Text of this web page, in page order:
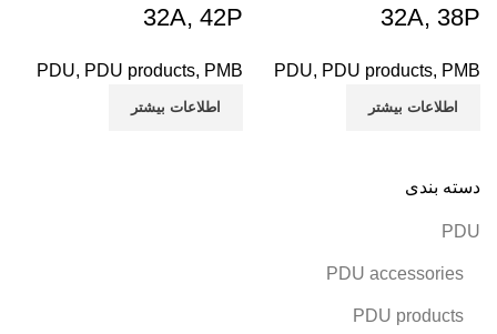
دسته بندی
PDU
PDU accessories
PDU products
32A, 38P
PDU, PDU products, PMB
اطلاعات بیشتر
32A, 42P
PDU, PDU products, PMB
اطلاعات بیشتر